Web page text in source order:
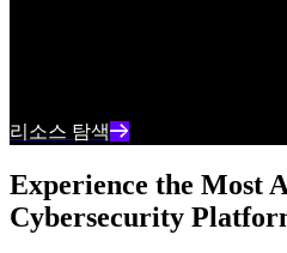
리소스 탐색
Experience the Most
Cybersecurity